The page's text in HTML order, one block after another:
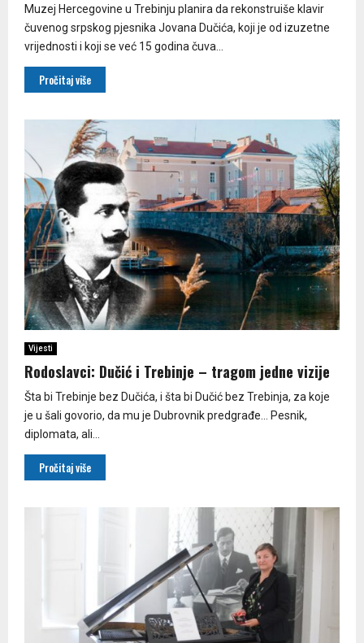
Muzej Hercegovine u Trebinju planira da rekonstruiše klavir
čuvenog srpskog pjesnika Jovana Dučića, koji je od izuzetne
vrijednosti i koji se već 15 godina čuva...
Pročitaj više
Vijesti
Rodoslavci: Dučić i Trebinje – tragom jedne vizije
Šta bi Trebinje bez Dučića, i šta bi Dučić bez Trebinja, za koje
je u šali govorio, da mu je Dubrovnik predgrađe… Pesnik,
diplomata, ali...
Pročitaj više